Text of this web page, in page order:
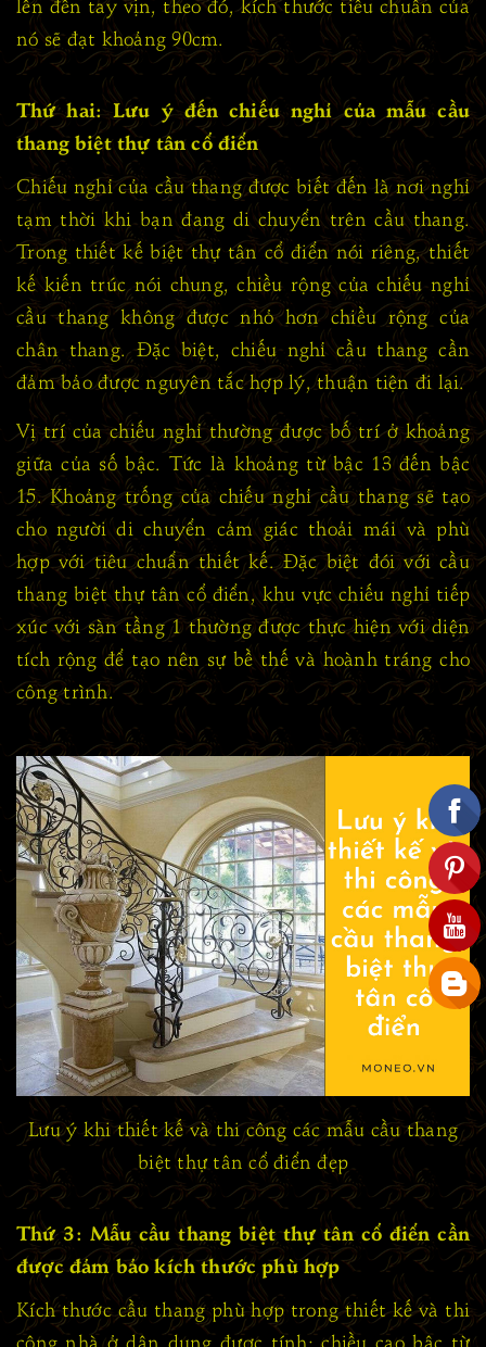
nó sẽ đạt khoảng 90cm.
Thứ hai: Lưu ý đến chiếu nghỉ của mẫu cầu
thang biệt thự tân cổ điển
Chiếu nghỉ của cầu thang được biết đến là nơi nghỉ
tạm thời khi bạn đang di chuyển trên cầu thang.
Trong thiết kế biệt thự tân cổ điển nói riêng, thiết
kế kiến trúc nói chung, chiều rộng của chiếu nghỉ
cầu thang không được nhỏ hơn chiều rộng của
chân thang. Đặc biệt, chiếu nghỉ cầu thang cần
đảm bảo được nguyên tắc hợp lý, thuận tiện đi lại.
Vị trí của chiếu nghỉ thường được bố trí ở khoảng
giữa của số bậc. Tức là khoảng từ bậc 13 đến bậc
15. Khoảng trống của chiếu nghỉ cầu thang sẽ tạo
cho người di chuyển cảm giác thoải mái và phù
hợp với tiêu chuẩn thiết kế. Đặc biệt đói với cầu
thang biệt thự tân cổ điển, khu vực chiếu nghỉ tiếp
xúc với sàn tầng 1 thường được thực hiện với diện
tích rộng để tạo nên sự bề thế và hoành tráng cho
công trình.
Lưu ý khi thiết kế và thi công các mẫu cầu thang
biệt thự tân cổ điển đẹp
Thứ 3: Mẫu cầu thang biệt thự tân cổ điển cần
được đảm bảo kích thước phù hợp
Kích thước cầu thang phù hợp trong thiết kế và thi
công nhà ở dân dụng được tính: chiều cao bậc từ